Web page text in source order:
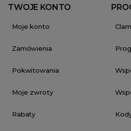
TWOJE KONTO
Moje konto
Zamówienia
Pokwitowania
Moje zwroty
Rabaty